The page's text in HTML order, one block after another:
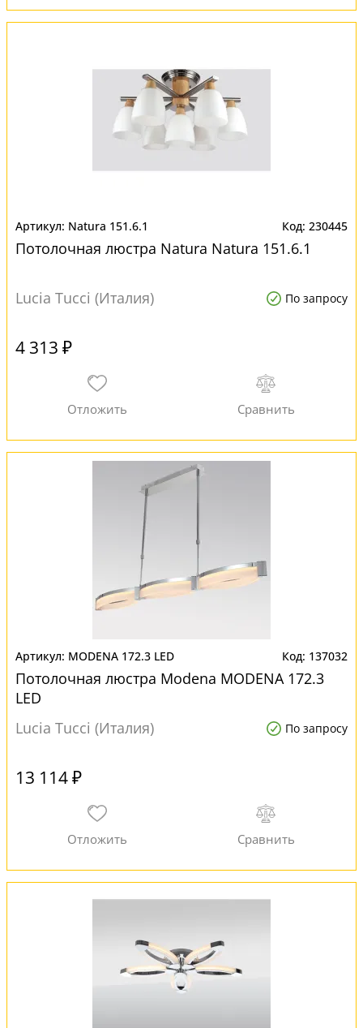
Natura 151.6.1 230445
Потолочная люстра Natura Natura 151.6.1
Lucia Tucci (Италия) По запросу
4 313 ₽
MODENA 172.3 LED 137032
Потолочная люстра Modena MODENA 172.3
LED
Lucia Tucci (Италия)
По запросу
13 114 ₽